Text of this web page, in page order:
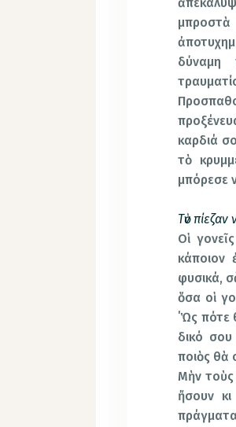
δύναμη
καρδιά
τὸ
μπόρεσε
Τὸν
Οἱ
κάποιον
φυσικά,
ὅσα οἱ
΄Ὡς πότε
δικό σου
ποιὸς θὰ
Μὴν τοὺς
ἤσουν